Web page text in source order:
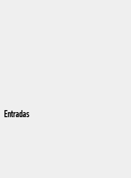
Entradas